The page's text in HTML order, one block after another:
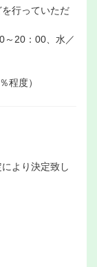
行っていただ
～20：00、水／
程度）
より決定致し